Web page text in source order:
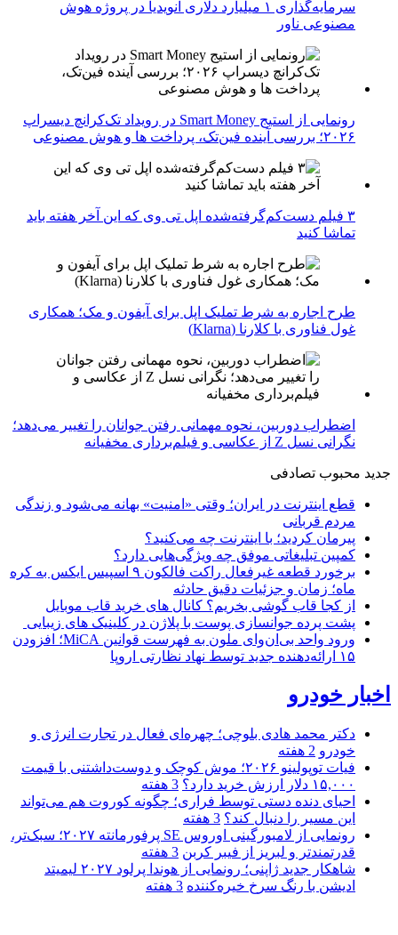
سرمایه‌گذاری ۱ میلیارد دلاری انویدیا در پروژه هوش
مصنوعی ناور
رونمایی از استیج Smart Money در رویداد تک‌کرانچ دیسراپ
۲۰۲۶؛ بررسی آینده فین‌تک، پرداخت‌ ها و هوش مصنوعی
۳ فیلم دست‌کم‌گرفته‌شده اپل تی وی که این آخر هفته باید
تماشا کنید
طرح اجاره به شرط تملیک اپل برای آیفون و مک؛ همکاری
غول فناوری با کلارنا (Klarna)
اضطراب دوربین، نحوه مهمانی رفتن جوانان را تغییر می‌دهد؛
نگرانی نسل Z از عکاسی و فیلم‌برداری مخفیانه
جدید محبوب تصادفی
قطع اینترنت در ایران؛ وقتی «امنیت» بهانه می‌شود و زندگی
مردم قربانی
پیرمان کردید؛ با اینترنت چه می‌کنید؟
کمپین تبلیغاتی موفق چه ویژگی‌هایی دارد؟
برخورد قطعه غیرفعال راکت فالکون ۹ اسپیس ایکس به کره
ماه؛ زمان و جزئیات دقیق حادثه
از کجا قاب گوشی بخریم؟ کانال های خرید قاب موبایل
پشت پرده جوانسازی پوست با پلاژن در کلینیک های زیبایی
ورود واحد بی‌ان‌وای ملون به فهرست قوانین MiCA؛ افزودن
۱۵ ارائه‌دهنده جدید توسط نهاد نظارتی اروپا
اخبار خودرو
دکتر محمد هادی بلوچی؛ چهره‌ای فعال در تجارت انرژی و
خودرو 2 هفته
فیات توپولینو ۲۰۲۶؛ موش کوچک و دوست‌داشتنی با قیمت
۱۵,۰۰۰ دلار ارزش خرید دارد؟
3 هفته
احیای دنده دستی توسط فراری؛ چگونه کوروت هم می‌تواند
این مسیر را دنبال کند؟ 3 هفته
رونمایی از لامبورگینی اوروس SE پرفورمانته ۲۰۲۷؛ سبک‌تر،
قدرتمندتر و لبریز از فیبر کربن 3 هفته
شاهکار جدید ژاپنی؛ رونمایی از هوندا پرلود ۲۰۲۷ لیمیتد
ادیشن با رنگ سرخ خیره‌کننده 3 هفته